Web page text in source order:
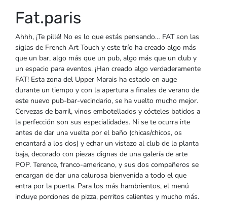
Fat.paris
Ahhh, ¡Te pillé! No es lo que estás pensando… FAT son las
siglas de French Art Touch y este trío ha creado algo más
que un bar, algo más que un pub, algo más que un club y
un espacio para eventos. ¡Han creado algo verdaderamente
FAT! Esta zona del Upper Marais ha estado en auge
durante un tiempo y con la apertura a finales de verano de
este nuevo pub-bar-vecindario, se ha vuelto mucho mejor.
Cervezas de barril, vinos embotellados y cócteles batidos a
la perfección son sus especialidades. Ni se te ocurra irte
antes de dar una vuelta por el baño (chicas/chicos, os
encantará a los dos) y echar un vistazo al club de la planta
baja, decorado con piezas dignas de una galería de arte
POP. Terence, franco-americano, y sus dos compañeros se
encargan de dar una calurosa bienvenida a todo el que
entra por la puerta. Para los más hambrientos, el menú
incluye porciones de pizza, perritos calientes y mucho más.